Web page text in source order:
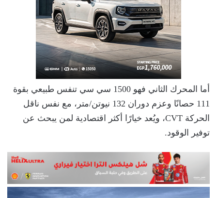
أما المحرك الثاني فهو 1500 سي سي تنفس طبيعي بقوة
111 حصانًا وعزم دوران 132 نيوتن/متر، مع نفس ناقل
الحركة CVT، ويُعد خيارًا أكثر اقتصادية لمن يبحث عن
توفير الوقود.